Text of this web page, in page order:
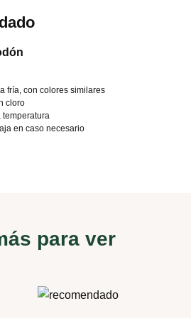
fría, con colores similares
cloro
temperatura
en caso necesario
para ver